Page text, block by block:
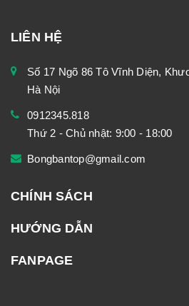
LIÊN HỆ
Số 17 Ngõ 86 Tô Vĩnh Diện,
Hà Nội
0912345.818
Thứ 2 - Chủ nhật: 9:00 - 18:00
Bongbantop@gmail.com
CHÍNH SÁCH
HƯỚNG DẪN
FANPAGE